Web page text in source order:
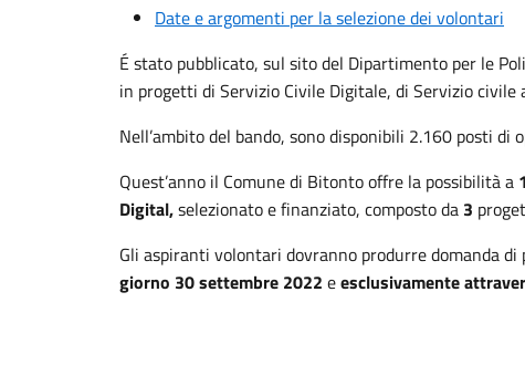
Date e argomenti per la selezione dei volontari
É stato pubblicato, sul sito del Dipartimento per le
in progetti di Servizio Civile Digitale, di Servizio
Nell’ambito del bando, sono disponibili 2.160 posti
Quest’anno il Comune di Bitonto offre la possibilità a
Digital,selezionato e finanziato, composto da 3
Gli aspiranti volontari dovranno produrre domanda
giorno 30 settembre 2022 eesclusivamente